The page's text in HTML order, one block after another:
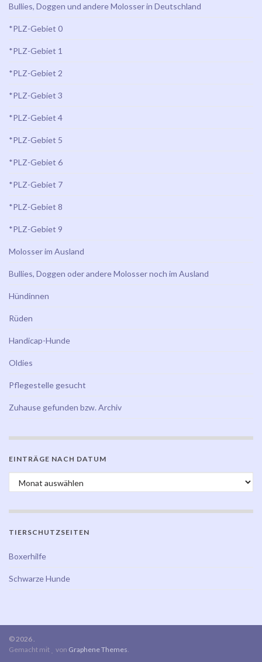
Bullies, Doggen und andere Molosser in Deutschland
*PLZ-Gebiet 0
*PLZ-Gebiet 1
*PLZ-Gebiet 2
*PLZ-Gebiet 3
*PLZ-Gebiet 4
*PLZ-Gebiet 5
*PLZ-Gebiet 6
*PLZ-Gebiet 7
*PLZ-Gebiet 8
*PLZ-Gebiet 9
Molosser im Ausland
Bullies, Doggen oder andere Molosser noch im Ausland
Hündinnen
Rüden
Handicap-Hunde
Oldies
Pflegestelle gesucht
Zuhause gefunden bzw. Archiv
EINTRÄGE NACH DATUM
Einträge nach Datum
TIERSCHUTZSEITEN
Boxerhilfe
Schwarze Hunde
© 2026 .
Gemacht mit
von Graphene Themes